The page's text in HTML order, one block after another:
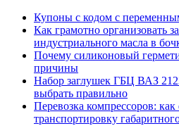
Купоны c кодом с
Как грамотно организовать
индустриального масла в
Почему силиконовый
причины
Набор заглушек ГБЦ ВАЗ
выбрать правильно
Перевозка компрессоров:
транспортировку